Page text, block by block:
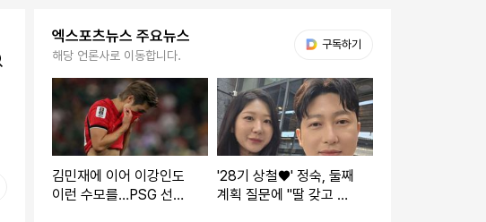
엑스포츠뉴스 주요뉴스
해당 언론사로 이동합니다.
구독하기
김민재에 이어 이강인도
이런 수모를…PSG 선수
'28기 상철♥' 정숙, 둘째
계획 질문에 "딸 갖고 싶